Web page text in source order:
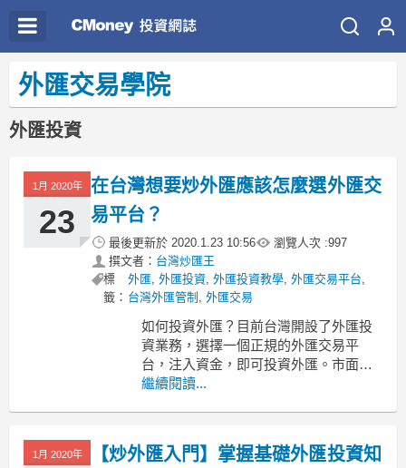
外匯交易學院
外匯投資
1月 2020年
23
在台灣想要炒外匯應該怎麼選外匯交
易平台？
最後更新於 2020.1.23 10:56 瀏覽人次 :997
撰文者： 台灣炒匯王
標
籤：
外匯,外匯投資,外匯投資教學,外匯交易平台,
台灣外匯管制 ,外匯交易
如何投資外匯？目前台灣開設了外匯投
資業務，選擇一個正規的外匯交易平
台，注入資金，即可投資外匯。市面上
外匯交易平台眾多，如果不謹慎選擇，
為大家講講怎麼挑選台灣外匯交易平
台？不能忽略平台這幾個方面！
繼續閱讀...
1月 2020年
【炒外匯入門】掌握基礎外匯投資知